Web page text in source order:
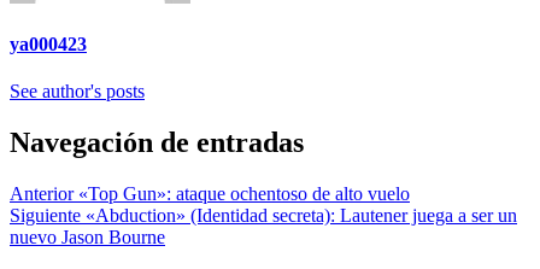
ya000423
See author's posts
Navegación de entradas
Anterior«Top Gun»: ataque ochentoso de alto vuelo
Siguiente «Abduction» (Identidad secreta): Lautener juega a ser un
nuevo Jason Bourne